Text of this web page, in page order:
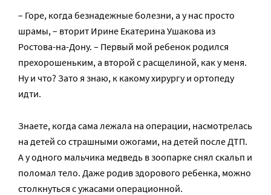
– Горе, когда безнадежные болезни, а у нас просто
шрамы, – вторит Ирине Екатерина Ушакова из
Ростова-на-Дону. – Первый мой ребенок родился
прехорошеньким, а второй с расщелиной, как у меня.
Ну и что? Зато я знаю, к какому хирургу и ортопеду
идти.
Знаете, когда сама лежала на операции, насмотрелась
на детей со страшными ожогами, на детей после ДТП.
А у одного мальчика медведь в зоопарке снял скальп и
поломал тело. Даже родив здорового ребенка, можно
столкнуться с ужасами операционной.